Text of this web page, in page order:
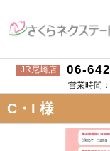
JR尼崎店 06-
営業時間
C・I 様